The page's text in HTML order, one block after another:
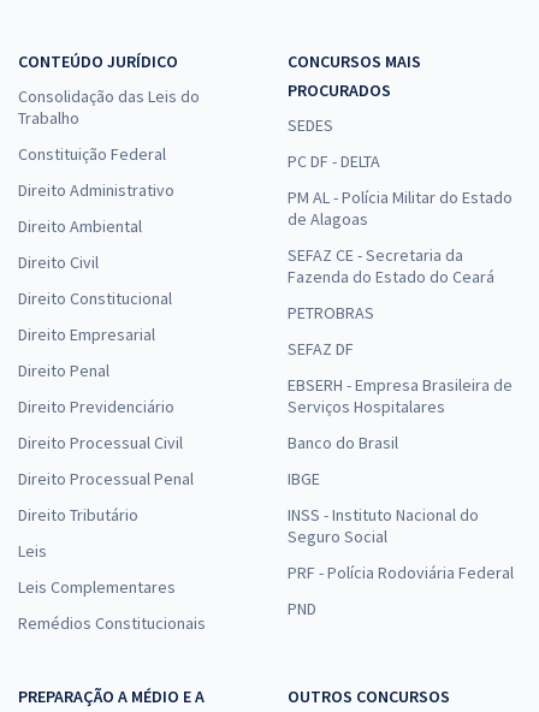
CONTEÚDO JURÍDICO
Consolidação das Leis do
Trabalho
Constituição Federal
Direito Administrativo
Direito Ambiental
Direito Civil
Direito Constitucional
Direito Empresarial
Direito Penal
Direito Previdenciário
Direito Processual Civil
Direito Processual Penal
Direito Tributário
Leis
Leis Complementares
Remédios Constitucionais
CONCURSOS MAIS
PROCURADOS
SEDES
PC DF - DELTA
PM AL - Polícia Militar do Estado
de Alagoas
SEFAZ CE - Secretaria da
Fazenda do Estado do Ceará
PETROBRAS
SEFAZ DF
EBSERH - Empresa Brasileira de
Serviços Hospitalares
Banco do Brasil
IBGE
INSS - Instituto Nacional do
Seguro Social
PRF - Polícia Rodoviária Federal
PND
PREPARAÇÃO A MÉDIO E A
OUTROS CONCURSOS